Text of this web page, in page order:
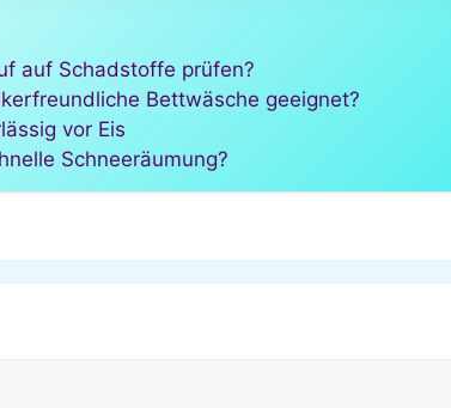
auf Schadstoffe prüfen?
Bettwäsche geeignet?
vor Eis
Schneeräumung?